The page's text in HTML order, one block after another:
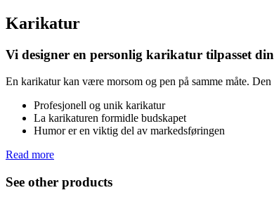
Karikatur
Vi designer en personlig karikatur tilpasset
En karikatur kan være morsom og pen på samme måte.
Profesjonell og unik karikatur
La karikaturen formidle budskapet
Humor er en viktig del av markedsføringen
Read more
See other products